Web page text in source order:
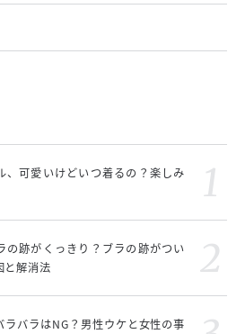
、可愛いけどいつ着るの？楽しみ
の跡がくっきり？ブラの跡がつい
と解消法
ラバラはNG？男性ウケと女性の事